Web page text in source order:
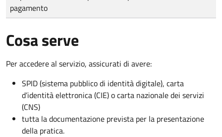
pagamento
Cosa serve
Per accedere al servizio, assicurati di avere:
SPID (sistema pubblico di identità digitale), carta
d’identità elettronica (CIE) o carta nazionale dei servizi
(CNS)
tutta la documentazione prevista per la presentazione
della pratica.